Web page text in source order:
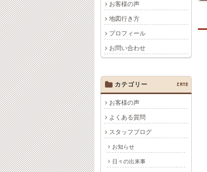
お客様の声
地図行き方
プロフィール
お問い合わせ
カテゴリー CATE
お客様の声
よくある質問
スタッフブログ
お知らせ
日々の出来事